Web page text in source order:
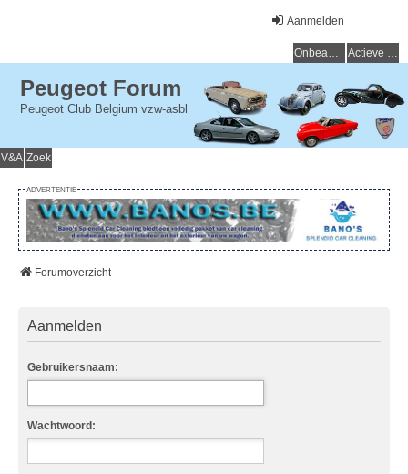
Aanmelden
Onbeantwoorde onderwerpen Actieve onderwerpen
Peugeot Forum
Peugeot Club Belgium vzw-asbl
V&A Zoek
ADVERTENTIE
Forumoverzicht
Aanmelden
Gebruikersnaam:
Wachtwoord: